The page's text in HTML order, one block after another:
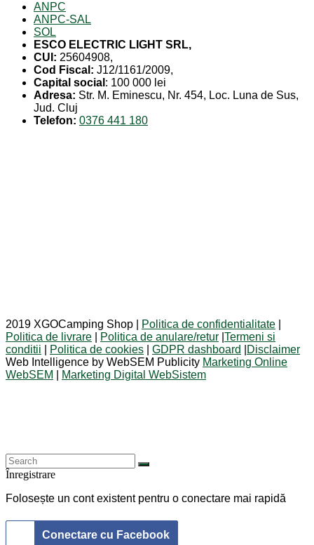
ANPC
ANPC-SAL
SOL
ESCO ELECTRIC LIGHT SRL,
CUI: 25604908,
Cod Fiscal: J12/1161/2009,
Capital social : 100 000 lei
Adresa: Str. M. Eminescu, Nr. 454, Loc. Luna de Sus,
Jud. Cluj
Telefon: 0376 441 180
2019 XGOCamping Shop | Politica de confidentialitate
Politica de livrare
Politica de anulare/retur Termeni si
conditii
Politica de cookies GDPR dashboard
Disclaimer
Web Intelligence by WebSEM Publicity Marketing Online
WebSEM
Marketing Digital WebSistem
Înregistrare
Folosește un cont existent pentru o conectare mai rapidă
Conectare cu Facebook